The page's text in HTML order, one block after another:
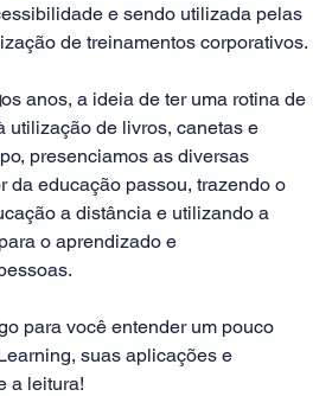
e sendo utilizada pelas
de treinamentos corporativos.
anos, a ideia de ter uma rotina de
utilização de livros, canetas e
presenciamos as diversas
da educação passou, trazendo o
a distância e utilizando a
o aprendizado e
para você entender um pouco
suas aplicações e
a leitura!